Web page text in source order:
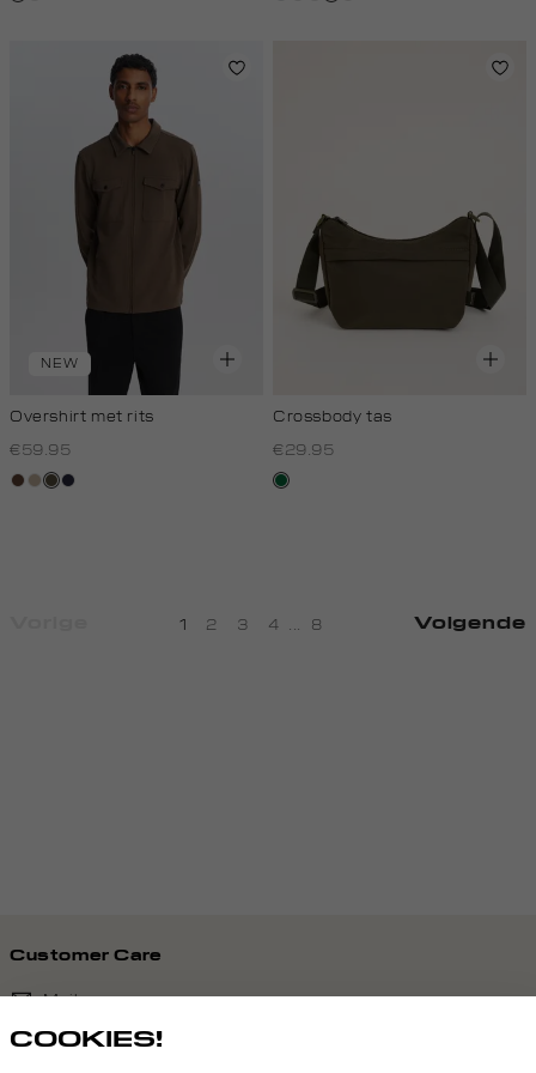
NEW
Overshirt met rits
€59.95
donkerbruin
kit,donkerkhaki
blauw,
Crossbody tas
€29.95
donkergroen
1 2 3 4 ... 8 Volgende
Customer Care
Mail ons
COOKIES!